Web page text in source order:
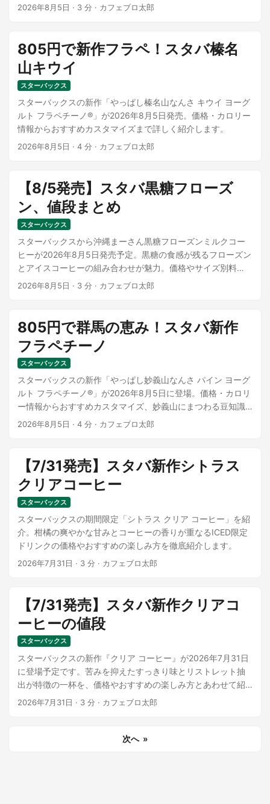
2026年8月5日 · 3 分 · カフェブロ太郎
805円で新作フラペ！スタバ榛名
山キウイ
スターバックス
スターバックスの新作「やっぱし榛名山なんさ キウイ ヨーグ
ルト フラペチーノ®」が2026年8月5日発売。価格・カロリー
情報からおすすめカスタマイズまで詳しく紹介します。
2026年8月5日 · 4 分 · カフェブロ太郎
【8/5発売】スタバ黒糖フローズ
ン、値段まとめ
スターバックス
スターバックスから沖縄まーさん黒糖フローズンミルクコー
ヒーが2026年8月5日発売予定。黒糖の食感が残るフローズン
とアイスコーヒーの組み合わせが魅力。価格やサイズ別料
金、カスタマイズ案を紹介します。
2026年8月5日 · 3 分 · カフェブロ太郎
805円で群馬の恵み！スタバ新作
フラペチーノ
スターバックス
スターバックスの新作「やっぱし妙義山なんさ パイン ヨーグ
ルト フラペチーノ®」が2026年8月5日に登場。価格・カロリ
ー情報からおすすめカスタマイズ、妙義山にまつわる豆知識
まで詳しく紹介します。
2026年8月5日 · 4 分 · カフェブロ太郎
【7/31発売】スタバ新作シトラス
クリアコーヒー
スターバックス
スターバックスの期間限定「シトラス クリア コーヒー」を紹
介。柑橘の爽やかな甘みとコーヒーの香りが重なるICED限定
ドリンクの価格やおすすめの楽しみ方を徹底紹介します。
2026年7月31日 · 3 分 · カフェブロ太郎
【7/31発売】スタバ新作クリアコ
ーヒーの値段
スターバックス
スターバックスの新作『クリア コーヒー』が2026年7月31日
に登場予定です。苦みを抑えたすっきり味とリストレット抽
出が特徴の一杯を、価格やおすすめの楽しみ方とあわせて紹
介します。
2026年7月31日 · 3 分 · カフェブロ太郎
次へ »